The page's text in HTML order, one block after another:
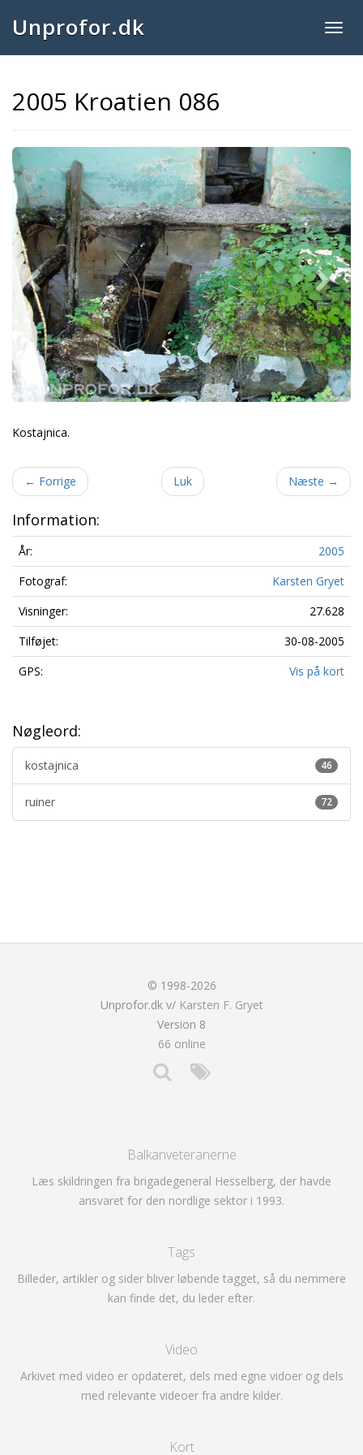
Unprofor.dk
2005 Kroatien 086
Previous Next
Kostajnica.
← Forrige Luk Næste →
Information:
År:
2005
Fotograf:
Karsten Gryet
Visninger:
27.628
Tilføjet:
30-08-2005
GPS:
Vis på kort
Nøgleord:
46
kostajnica
72
ruiner
© 1998-2026
Unprofor.dk v/ Karsten F. Gryet
Version 8
66 online
Balkanveteranerne
Læs skildringen fra brigadegeneral Hesselberg, der havde
ansvaret for den nordlige sektor i 1993.
Tags
Billeder, artikler og sider bliver løbende tagget, så du nemmere
kan finde det, du leder efter.
Video
Arkivet med video er opdateret, dels med egne vidoer og dels
med relevante videoer fra andre kilder.
Kort